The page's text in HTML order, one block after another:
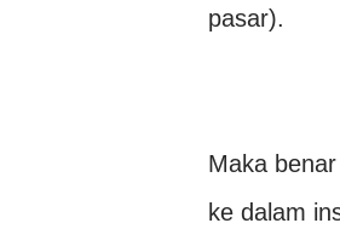
pasar).
Maka
ke dalam